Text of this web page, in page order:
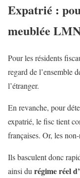
Expatrié :
meublée
Pour les résidents
regard de l’ensemble
l’étranger.
En revanche, pour
expatrié, le fisc tient
françaises. Or, les
Ils basculent donc
ainsi du régime réel